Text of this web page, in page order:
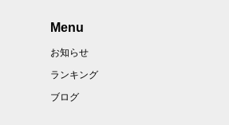
Menu
お知らせ
ランキング
ブログ